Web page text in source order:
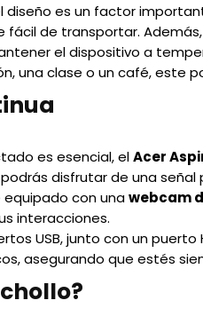
es un factor
de transportar.
el dispositivo a
una clase o un café, este
es esencial, elAcer
podrás disfrutar de una
con unawebcam
interacciones.
USB, junto con un
asegurando que estés